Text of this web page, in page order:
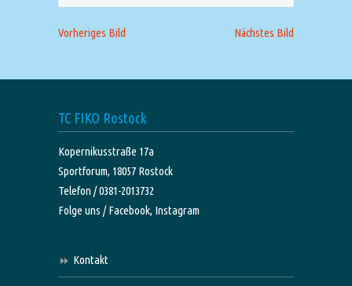
Vorheriges Bild Nächstes Bild
TC FIKO Rostock
Kopernikusstraße 17a
Sportforum, 18057 Rostock
Telefon / 0381-2013732
Folge uns /Facebook, Instagram
Kontakt